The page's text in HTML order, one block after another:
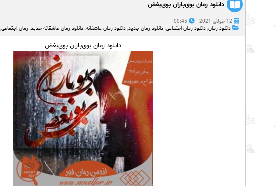
دانلود رمان بوی‌باران بوی‌بغض
12 جولای 2021
00:45
دانلود رمان, دانلود رمان اجتماعی, دانلود رمان جدید, دانلود رمان عاشقانه, دانلود رمان عاشقانه جدید, رمان اجتماعی,
دانلود رمان بوی‌باران بوی‌بغض